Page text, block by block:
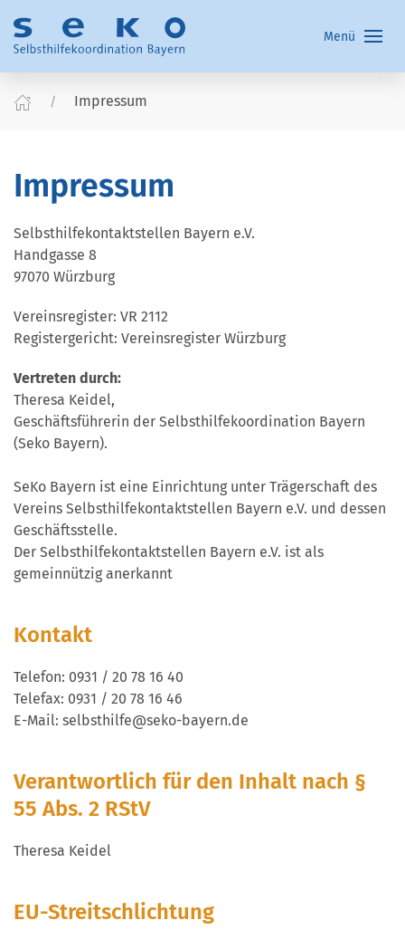
Menü
Impressum
Impressum
Selbsthilfekontaktstellen Bayern e.V.
Handgasse 8
97070 Würzburg
Vereinsregister: VR 2112
Registergericht: Vereinsregister Würzburg
Vertreten durch:
Theresa Keidel,
Geschäftsführerin der Selbsthilfekoordination Bayern
(Seko Bayern).
SeKo Bayern ist eine Einrichtung unter Trägerschaft des
Vereins Selbsthilfekontaktstellen Bayern e.V. und dessen
Geschäftsstelle.
Der Selbsthilfekontaktstellen Bayern e.V. ist als
gemeinnützig anerkannt
Kontakt
Telefon: 0931 / 20 78 16 40
Telefax: 0931 / 20 78 16 46
E-Mail: selbsthilfe@seko-bayern.de
Verantwortlich für den Inhalt nach §
55 Abs. 2 RStV
Theresa Keidel
EU-Streitschlichtung